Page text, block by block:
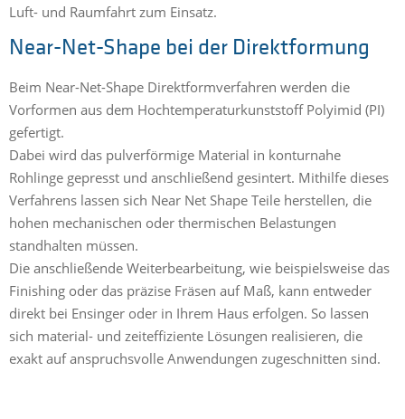
Luft- und Raumfahrt zum Einsatz.
Near-Net-Shape bei der Direktformung
Beim Near-Net-Shape Direktformverfahren werden die
Vorformen aus dem Hochtemperaturkunststoff Polyimid (PI)
gefertigt.
Dabei wird das pulverförmige Material in konturnahe
Rohlinge gepresst und anschließend gesintert. Mithilfe dieses
Verfahrens lassen sich Near Net Shape Teile herstellen, die
hohen mechanischen oder thermischen Belastungen
standhalten müssen.
Die anschließende Weiterbearbeitung, wie beispielsweise das
Finishing oder das präzise Fräsen auf Maß, kann entweder
direkt bei Ensinger oder in Ihrem Haus erfolgen. So lassen
sich material- und zeiteffiziente Lösungen realisieren, die
exakt auf anspruchsvolle Anwendungen zugeschnitten sind.